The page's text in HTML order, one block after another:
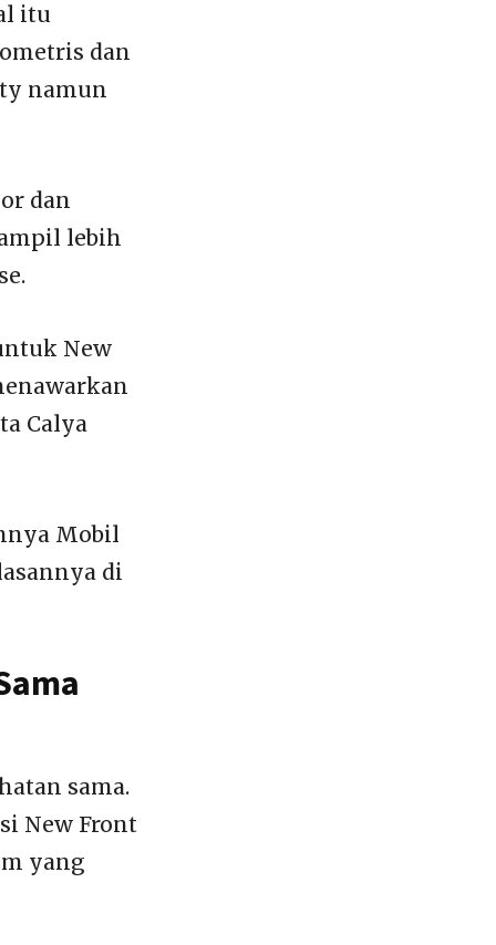
itu
dan
namun
dan
lebih
New
Calya
Mobil
di
sama.
New Front
yang